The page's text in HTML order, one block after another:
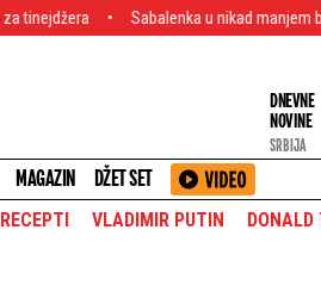
Sabalenka u nikad manjem bikiniju: Vrele
DNEVNE
NOVINE
SRBIJA
MAGAZIN DŽET SET
RECEPTI VLADIMIR PUTIN